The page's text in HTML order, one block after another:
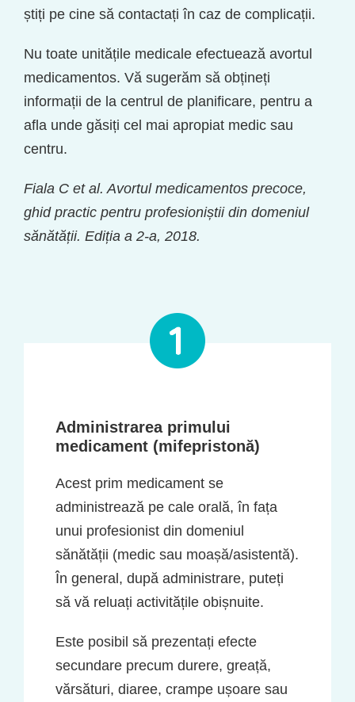
știți pe cine să contactați în caz de complicații.
Nu toate unitățile medicale efectuează avortul
medicamentos. Vă sugerăm să obțineți
informații de la centrul de planificare, pentru a
afla unde găsiți cel mai apropiat medic sau
centru.
Fiala C et al. Avortul medicamentos precoce,
ghid practic pentru profesioniștii din domeniul
sănătății. Ediția a 2-a, 2018.
Administrarea primului
medicament (mifepristonă)
Acest prim medicament se
administrează pe cale orală, în fața
unui profesionist din domeniul
sănătății (medic sau moașă/asistentă).
În general, după administrare, puteți
să vă reluați activitățile obișnuite.
Este posibil să prezentați efecte
secundare precum durere, greață,
vărsături, diaree, crampe ușoare sau